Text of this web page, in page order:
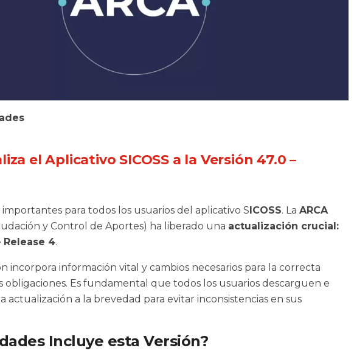
el Aplicativo SICOSS a la Versión 47.0 –
importantes para todos los usuarios del aplicativo S ICOSS. La ARCA
y Control de Aportes) ha liberado una actualización crucial:
Release 4.
incorpora información vital y cambios necesarios para la correcta
obligaciones. Es fundamental que todos los usuarios descarguen e
actualización a la brevedad para evitar inconsistencias en sus
Incluye esta Versión?